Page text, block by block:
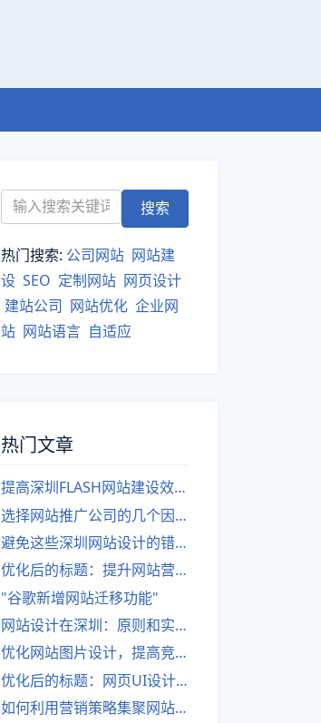
热门搜索: 公司网站 网站建
设 SEO 定制网站 网页设计
建站公司 网站优化 企业网
站 网站语言 自适应
热门文章
提高深圳FLASH网站建设效率的建议
选择网站推广公司的几个因素
避免这些深圳网站设计的错误
优化后的标题：提升网站营销绩效的策略
"谷歌新增网站迁移功能"
网站设计在深圳：原则和实践
优化网站图片设计，提高竞争力
优化后的标题：网页UI设计与APP UI设计应用软件
如何利用营销策略集聚网站流量